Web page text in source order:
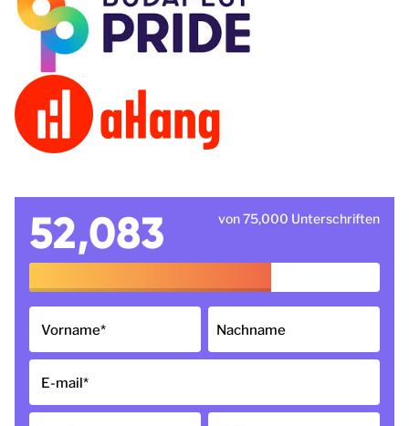
52,083 von 75,000 Unterschriften
Vorname* Nachname
E-mail*